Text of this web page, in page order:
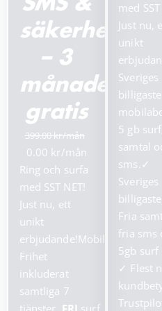
SMS &
– 3
månader
gratis
399.00
Det
ursprungliga
priset
var:
399.00 kr.
0.00
nuvarande
0.00 kr.
Ring och surfa
med SST NET!
Just nu, ett
unikt
erbjudande!Mobil
Frihet
inkluderat
samtliga 7
priset
var:
199.00
med SST
Just nu,
unikt
Sveriges
billigaste
5 gb
samtal
sms. ✓
Sveriges
billigaste!
Fria
fria sms
5gb surf
✓ Flest